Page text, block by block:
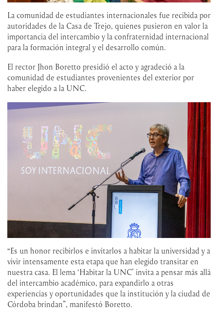
La comunidad de estudiantes internacionales fue recibida por
autoridades de la Casa de Trejo, quienes pusieron en valor la
importancia del intercambio y la confraternidad internacional
para la formación integral y el desarrollo común.
El rector Jhon Boretto presidió el acto y agradeció a la
comunidad de estudiantes provenientes del exterior por
haber elegido a la UNC.
“Es un honor recibirlos e invitarlos a habitar la universidad y a
vivir intensamente esta etapa que han elegido transitar en
nuestra casa. El lema ‘Habitar la UNC’ invita a pensar más allá
del intercambio académico, para expandirlo a otras
experiencias y oportunidades que la institución y la ciudad de
Córdoba brindan”, manifestó Boretto.